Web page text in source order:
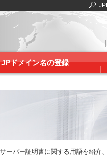
|
JPドメイン名の登録
ーバー証明書に関する用語を紹介